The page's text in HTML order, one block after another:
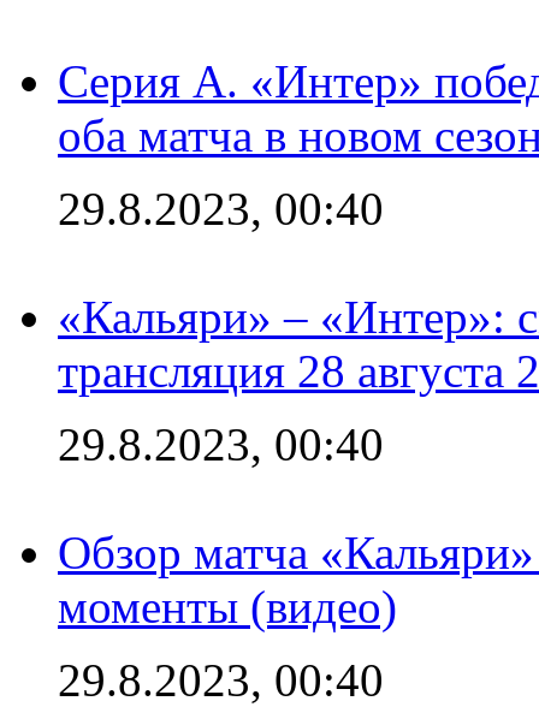
Серия А. «Интер»
оба матча в новом
29.8.2023, 00:40
«Кальяри» – «Интер»:
трансляция 28 августа
29.8.2023, 00:40
Обзор матча
моменты (видео)
29.8.2023, 00:40